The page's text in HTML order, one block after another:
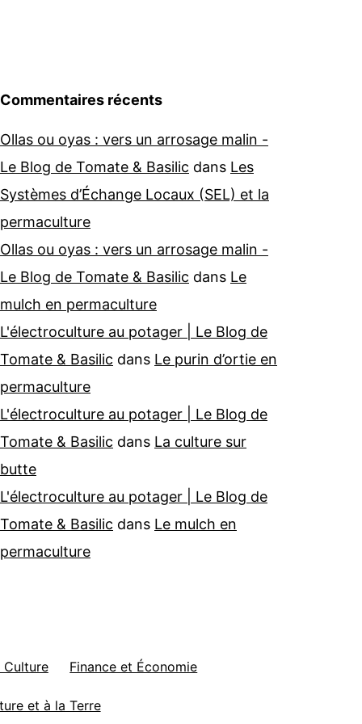
Commentaires récents
Ollas ou oyas : vers un arrosage malin -
Le Blog de Tomate & Basilic dans Les
Systèmes d’Échange Locaux (SEL) et la
permaculture
Ollas ou oyas : vers un arrosage malin -
Le Blog de Tomate & Basilic dans Le
mulch en permaculture
L'électroculture au potager | Le Blog de
Tomate & Basilic dans Le purin d’ortie en
permaculture
L'électroculture au potager | Le Blog de
Tomate & Basilic dans La culture sur
butte
L'électroculture au potager | Le Blog de
Tomate & Basilic dans Le mulch en
permaculture
Culture Finance et Économie
et à la Terre